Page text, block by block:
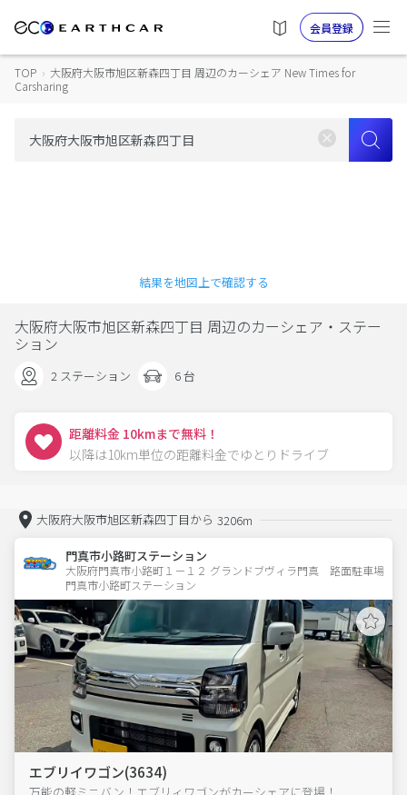
会員登録
TOP › 大阪府大阪市旭区新森四丁目 周辺のカーシェア New Times for
Carsharing
結果を地図上で確認する
大阪府大阪市旭区新森四丁目 周辺のカーシェア・ステー
ション
2 ステーション 6 台
距離料金 10kmまで無料！
以降は10km単位の距離料金でゆとりドライブ
大阪府大阪市旭区新森四丁目から 3206m
門真市小路町ステーション
大阪府門真市小路町１－１２ グランドブヴィラ門真　路面駐車場
門真市小路町ステーション
エブリイワゴン(3634)